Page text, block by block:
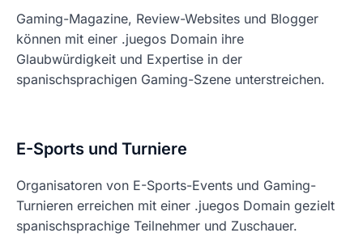
Gaming-Magazine, Review-Websites und Blogger
können mit einer .juegos Domain ihre
Glaubwürdigkeit und Expertise in der
spanischsprachigen Gaming-Szene unterstreichen.
E-Sports und Turniere
Organisatoren von E-Sports-Events und Gaming-
Turnieren erreichen mit einer .juegos Domain gezielt
spanischsprachige Teilnehmer und Zuschauer.